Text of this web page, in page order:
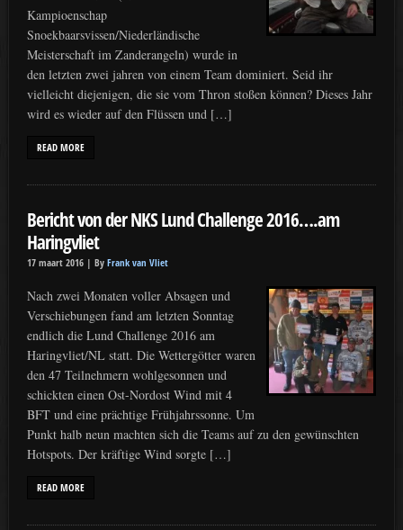
Kampioenschap
Snoekbaarsvissen/Niederländische
Meisterschaft im Zanderangeln) wurde in
den letzten zwei jahren von einem Team dominiert. Seid ihr
vielleicht diejenigen, die sie vom Thron stoßen können? Dieses Jahr
wird es wieder auf den Flüssen und […]
READ MORE
Bericht von der NKS Lund Challenge 2016….am
Haringvliet
17 maart 2016 | By Frank van Vliet
Nach zwei Monaten voller Absagen und
Verschiebungen fand am letzten Sonntag
endlich die Lund Challenge 2016 am
Haringvliet/NL statt. Die Wettergötter waren
den 47 Teilnehmern wohlgesonnen und
schickten einen Ost-Nordost Wind mit 4
BFT und eine prächtige Frühjahrssonne. Um
Punkt halb neun machten sich die Teams auf zu den gewünschten
Hotspots. Der kräftige Wind sorgte […]
READ MORE